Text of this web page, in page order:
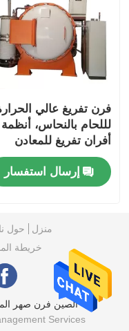
فرن تفريغ عالي
لللحام بالنحاس، أنظمة
أفران تفريغ للمعادن
الصلبة
إرسال استفسار
منزل حول نا
خريطة
الصين فرن صهر
Services